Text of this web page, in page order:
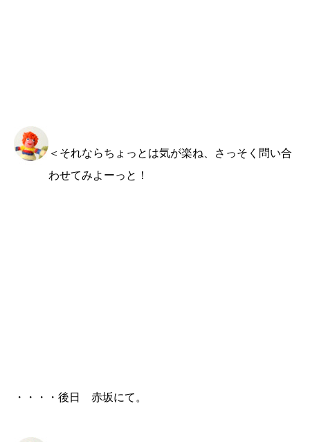
＜それならちょっとは気が楽ね、さっそく問い合
わせてみよーっと！
・・・・後日 赤坂にて。